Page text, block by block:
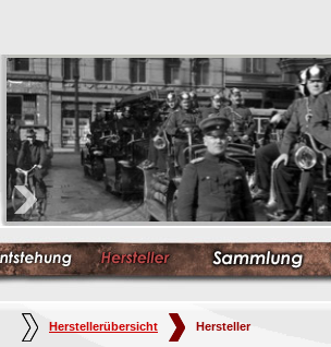
Herstellerübersicht Hersteller